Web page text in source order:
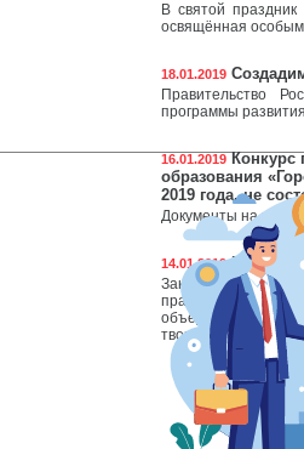
В святой
освящённая особым
18.01.2019
Правительство
программы
16.01.2019Конкурс
образования
2019 года, не
Документы на
14.01.2019В Новый
Закончились
праздничные дни
объединения
творчества и